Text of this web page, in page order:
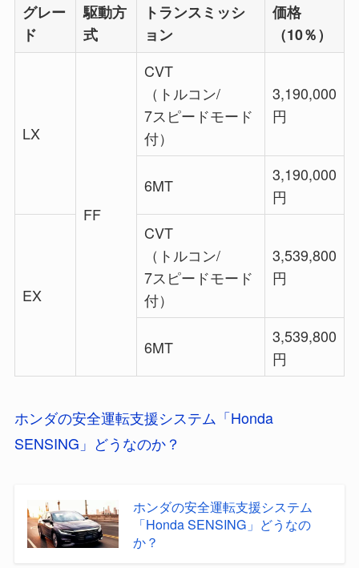
グレー
ド
駆動方
式
トランスミッシ
ョン
価格
（10％）
LX
FF
CVT
（トルコン/
7スピードモード
付）
3,190,000
円
6MT
3,190,000
円
EX
CVT
（トルコン/
7スピードモード
付）
3,539,800
円
6MT
3,539,800
円
ホンダの安全運転支援システム「Honda
SENSING」どうなのか？
ホンダの安全運転支援システム
「Honda SENSING」どうなの
か？